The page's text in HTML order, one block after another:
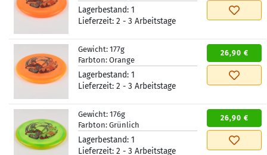
Lagerbestand: 1
Lieferzeit: 2 - 3 Arbeitstage
Gewicht: 177g
Farbton: Orange
Lagerbestand: 1
Lieferzeit: 2 - 3 Arbeitstage
26,90 €
Gewicht: 176g
Farbton: Grünlich
Lagerbestand: 1
Lieferzeit: 2 - 3 Arbeitstage
26,90 €